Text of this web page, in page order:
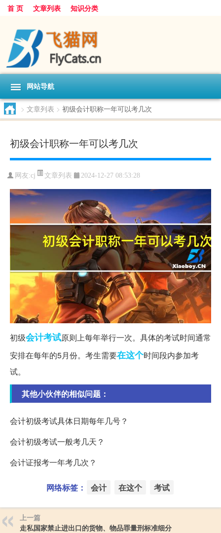
首 页 文章列表 知识分类
网站导航
> 文章列表 > 初级会计职称一年可以考几次
初级会计职称一年可以考几次
网友:cj 文章列表 2024-12-27 08:53:28
初级会计考试原则上每年举行一次。具体的考试时间通常
安排在每年的5月份。考生需要在这个时间段内参加考
试。
其他小伙伴的相似问题：
会计初级考试具体日期每年几号？
会计初级考试一般考几天？
会计证报考一年考几次？
网络标签： 会计 在这个 考试
上一篇
走私国家禁止进出口的货物、物品罪量刑标准细分